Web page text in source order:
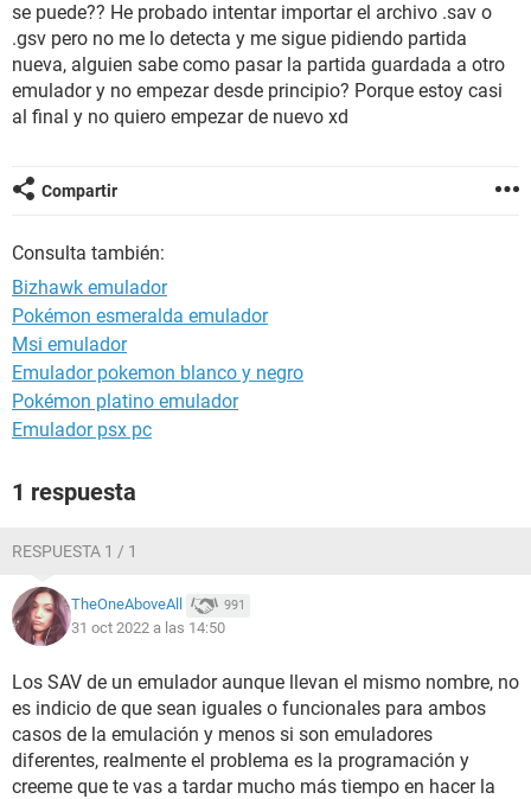
se puede?? He probado intentar importar el archivo .sav o
.gsv pero no me lo detecta y me sigue pidiendo partida
nueva, alguien sabe como pasar la partida guardada a otro
emulador y no empezar desde principio? Porque estoy casi
al final y no quiero empezar de nuevo xd
Compartir
Consulta también:
Bizhawk emulador
Pokémon esmeralda emulador
Msi emulador
Emulador pokemon blanco y negro
Pokémon platino emulador
Emulador psx pc
1 respuesta
RESPUESTA 1 / 1
TheOneAboveAll 991
31 oct 2022 a las 14:50
Los SAV de un emulador aunque llevan el mismo nombre, no
es indicio de que sean iguales o funcionales para ambos
casos de la emulación y menos si son emuladores
diferentes, realmente el problema es la programación y
creeme que te vas a tardar mucho más tiempo en hacer la